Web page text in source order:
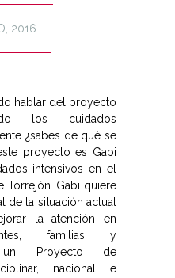
2016
hablar del proyecto
los cuidados
¿sabes de qué se
proyecto es Gabi
intensivos en el
Torrejón. Gabi quiere
de la situación actual
la atención en
familias y
un Proyecto de
nacional e